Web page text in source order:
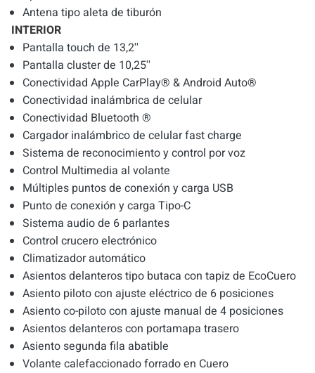
Antena tipo aleta de tiburón
INTERIOR
Pantalla touch de 13,2''
Pantalla cluster de 10,25''
Conectividad Apple CarPlay® & Android Auto®
Conectividad inalámbrica de celular
Conectividad Bluetooth ®
Cargador inalámbrico de celular fast charge
Sistema de reconocimiento y control por voz
Control Multimedia al volante
Múltiples puntos de conexión y carga USB
Punto de conexión y carga Tipo-C
Sistema audio de 6 parlantes
Control crucero electrónico
Climatizador automático
Asientos delanteros tipo butaca con tapiz de EcoCuero
Asiento piloto con ajuste eléctrico de 6 posiciones
Asiento co-piloto con ajuste manual de 4 posiciones
Asientos delanteros con portamapa trasero
Asiento segunda fila abatible
Volante calefaccionado forrado en Cuero